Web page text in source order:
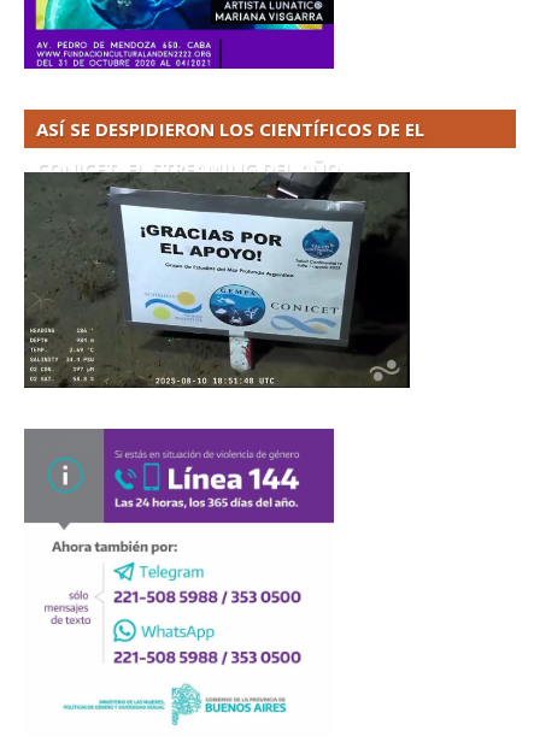
ASÍ SE DESPIDIERON LOS CIENTÍFICOS DE EL
CONICET. EL STREAMING DEL AÑO